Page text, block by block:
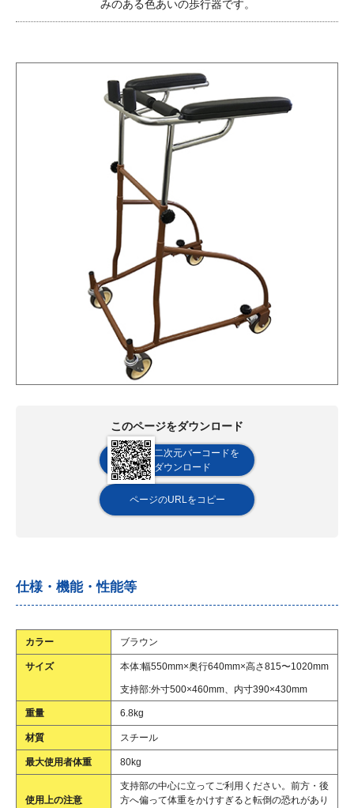
みのある色あいの歩行器です。
このページをダウンロード
二次元バーコードを
ダウンロード
ページのURLをコピー
仕様・機能・性能等
カラー ブラウン
サイズ 本体:幅550mm×奥行640mm×高さ815〜1020mm
支持部:外寸500×460mm、内寸390×430mm
重量 6.8kg
材質 スチール
最大使用者体重 80kg
使用上の注意
支持部の中心に立ってご利用ください。前方・後
方へ偏って体重をかけすぎると転倒の恐れがあり